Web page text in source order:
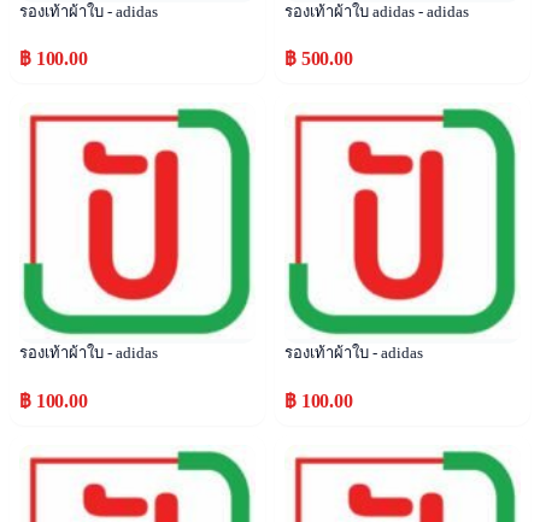
รองเท้าผ้าใบ - adidas
฿ 100.00
รองเท้าผ้าใบ adidas - adidas
฿ 500.00
Popular
รองเท้าผ้าใบ - adidas
฿ 100.00
Popular
รองเท้าผ้าใบ - adidas
฿ 100.00
Popular Popular